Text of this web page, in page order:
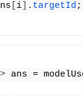
i . targetId ;
> ans =